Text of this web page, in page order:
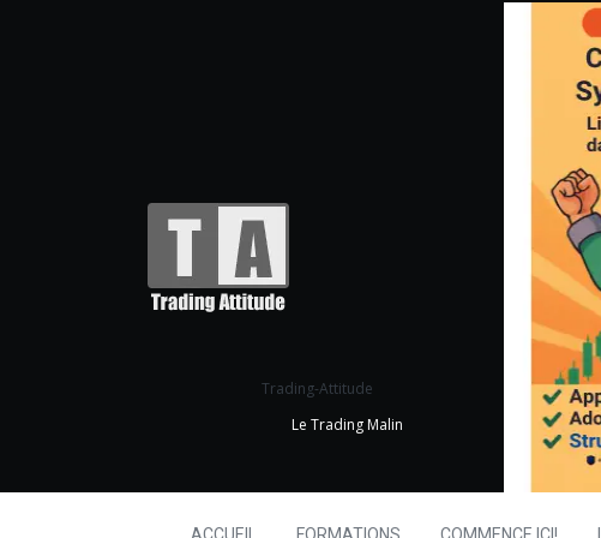
Trading-Attitude
Le Trading Malin